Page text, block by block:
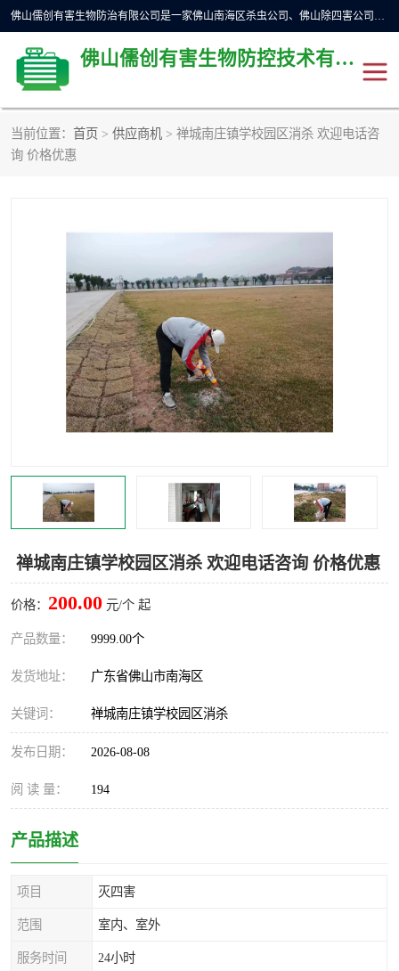
佛山儒创有害生物防治有限公司是一家佛山南海区杀虫公司、佛山除四害公司、佛山灭白蚁公司、佛山白蚁防治公司，让您远离虫害困扰。要问佛山白蚁防治哪家好？佛山儒创有害生物防治有限公司全佛山、广州，正规公司，上门勘查，可靠，售后有保障。
佛山儒创有害生物防控技术有限公司
当前位置： 首页 > 供应商机 > 禅城南庄镇学校园区消杀 欢迎电话咨
询 价格优惠
禅城南庄镇学校园区消杀 欢迎电话咨询 价格优惠
价格： 200.00 元/个 起
产品数量： 9999.00个
发货地址： 广东省佛山市南海区
关键词： 禅城南庄镇学校园区消杀
发布日期： 2026-08-08
阅 读 量： 194
产品描述
项目 灭四害
范围 室内、室外
服务时间 24小时
除四害公司
佛山除四害公司 灭鼠
灭蜱虫 消杀
灭苍蝇 灭跳蚤
灭蚊虫 灭蟑螂
害虫防治 灭杀害虫